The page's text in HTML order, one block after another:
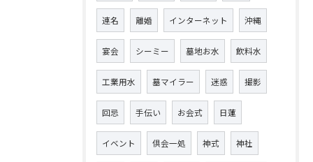
連名 離婚 インターネット 沖縄
宴会 シーミー 墓地お水 飲料水
工業用水 墓マイラー 迷惑 撮影
回忌 手伝い お会式 日蓮
イベント 倶会一処 神式 神社